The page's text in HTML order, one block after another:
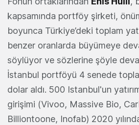
kapsamında portföy şirketi,
boyunca Türkiye’deki toplam
benzer oranlarda büyümeye
söylüyor ve sözlerine şöyle
İstanbul portföyü 4 senede
dolar aldı. 500 Istanbul'un
girişimi (Vivoo, Massive Bio,
Billiontoone, Inofab) 2020